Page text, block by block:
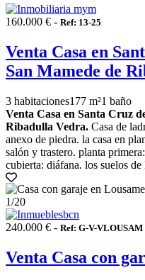
160.000 € - Ref: 13-25
Venta Casa en
San Mamede de
3 habitaciones177 m²1 baño
Venta Casa en Santa Cruz
Ribadulla Vedra. Casa de
anexo de piedra. la casa en
salón y trastero. planta
cubierta: diáfana. los suelos
1/20
240.000 € - Ref: G-V-VLOUSAM
Venta Casa con